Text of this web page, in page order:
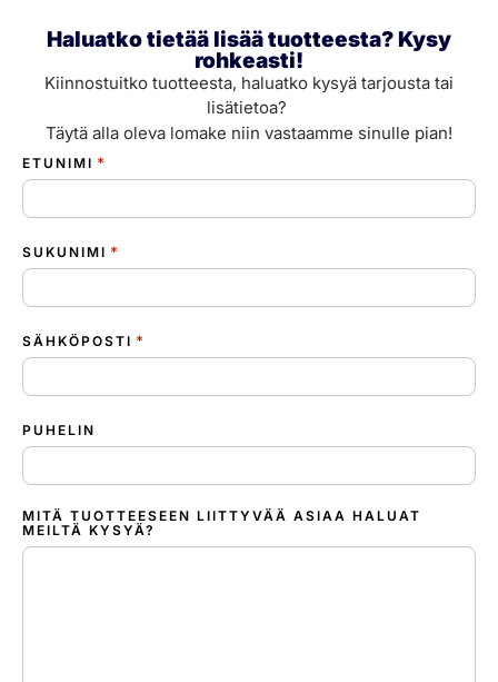
Haluatko tietää lisää tuotteesta? Kysy
rohkeasti!
Kiinnostuitko tuotteesta, haluatko kysyä tarjousta tai
lisätietoa?
Täytä alla oleva lomake niin vastaamme sinulle pian!
ETUNIMI *
SUKUNIMI *
SÄHKÖPOSTI *
PUHELIN
MITÄ TUOTTEESEEN LIITTYVÄÄ ASIAA HALUAT
MEILTÄ KYSYÄ?